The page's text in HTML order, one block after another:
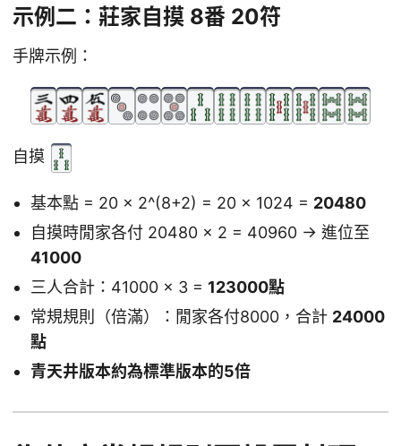
示例二：莊家自摸 8番 20符
手牌示例：
自摸
基本點 = 20 × 2^(8+2) = 20 × 1024 = 20480
自摸時閒家各付 20480 × 2 = 40960 → 進位至
41000
三人合計：41000 × 3 = 123000點
常規規則（倍滿）：閒家各付8000，合計 24000
點
青天井版本約為標準版本的5倍